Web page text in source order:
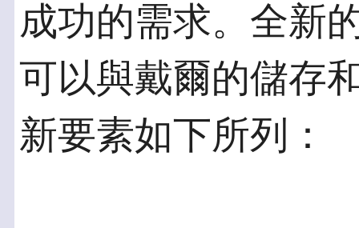
成功的需求。全新
可以與戴爾的儲存
新要素如下所列：